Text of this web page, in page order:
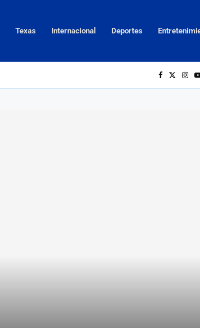
Texas Internacional Deportes